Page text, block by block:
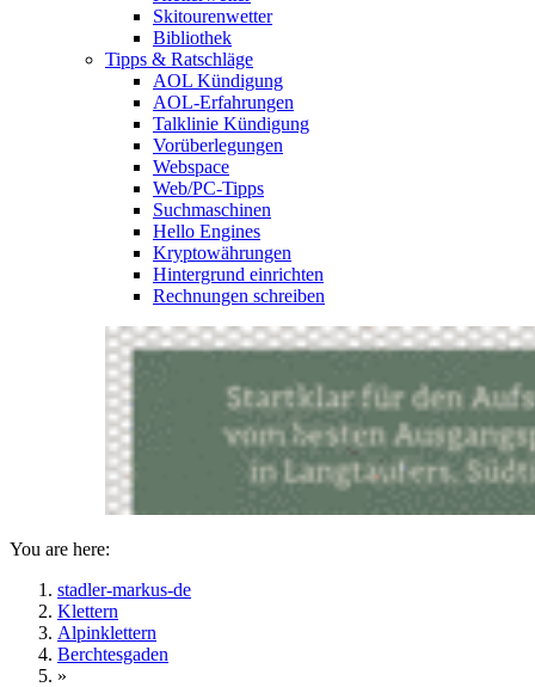
Skitourenwetter
Bibliothek
Tipps & Ratschläge
AOL Kündigung
AOL-Erfahrungen
Talklinie Kündigung
Vorüberlegungen
Webspace
Web/PC-Tipps
Suchmaschinen
Hello Engines
Kryptowährungen
Hintergrund einrichten
Rechnungen schreiben
You are here:
stadler-markus-de
Klettern
Alpinklettern
Berchtesgaden
»